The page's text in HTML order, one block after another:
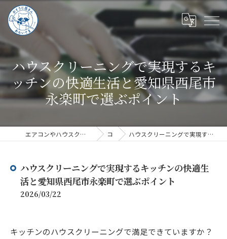
ハウスクリーニングで実現するキ
ッチンの快適生活と愛知県西尾市
永楽町で選ぶポイント
エアコンやハウスクリーニングならハウスクリーニングあらいぐま コラム ハウスクリーニングで実現するキッチンの快適生活と愛知県西尾市永楽町で選ぶポイント
ハウスクリーニングで実現するキッチンの快適生
活と愛知県西尾市永楽町で選ぶポイント
2026/03/22
キッチンのハウスクリーニングで満足できていますか？